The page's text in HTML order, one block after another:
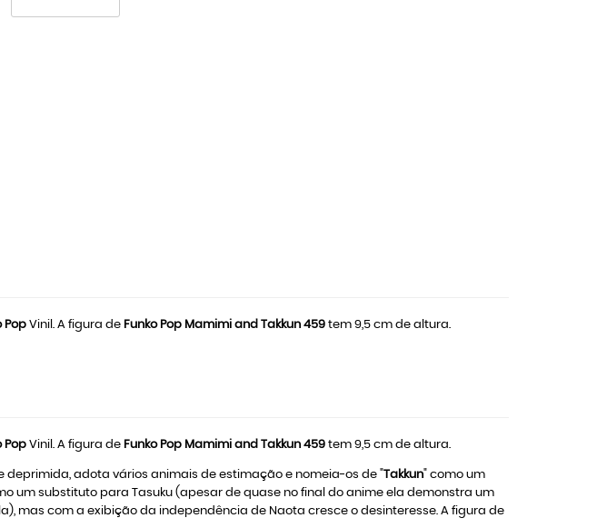
Pop Vinil. A figura de Funko Pop Mamimi and Takkun 459 tem 9,5 cm de altura.
Pop Vinil. A figura de Funko Pop Mamimi and Takkun 459 tem 9,5 cm de altura.
deprimida, adota vários animais de estimação e nomeia-os de "Takkun" como um
um substituto para Tasuku (apesar de quase no final do anime ela demonstra um
mas com a exibição da independência de Naota cresce o desinteresse. A figura de